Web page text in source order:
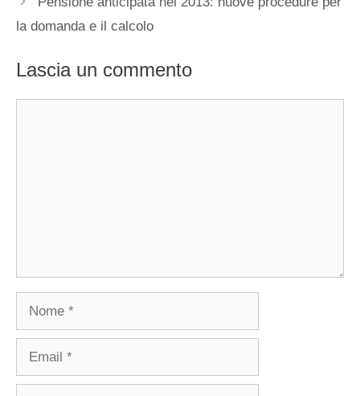
la domanda e il calcolo
Lascia un commento
Nome
Email